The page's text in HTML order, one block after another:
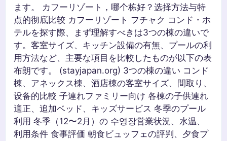
ます。 カフーリゾート，哪个栋好？选择方法与特
点的彻底比较 カフーリゾート フチャク コンド・ホ
テルを探す際、まず理解すべきは3つの棟の違いで
す。客室サイズ、キッチン設備の有無、プールの利
用方法など、主要な項目を比較したものが以下の表
布朗です。 (stayjapan.org) 3つの棟の違い コンド
棟、アネックス棟、酒店棟の客室サイズ、間取り、
设备的比較 子連れファミリー向け 各棟の子供連れ
適正、追加ベッド、キッズサービス 冬季のプール
利用 冬季（12〜2月）の 수영장営業状況、水温、
利用条件 食事評価 朝食ビュッフェの評判、夕食プ